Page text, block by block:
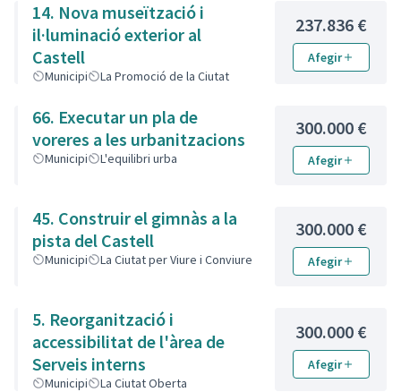
14. Nova museïtzació i
il·luminació exterior al
Castell
Municipi La Promoció de la Ciutat
237.836 €
Afegir
66. Executar un pla de
voreres a les urbanitzacions
Municipi L'equilibri urba
300.000 €
Afegir
45. Construir el gimnàs a la
pista del Castell
Municipi La Ciutat per Viure i Conviure
300.000 €
Afegir
5. Reorganització i
accessibilitat de l'àrea de
Serveis interns
Municipi La Ciutat Oberta
300.000 €
Afegir